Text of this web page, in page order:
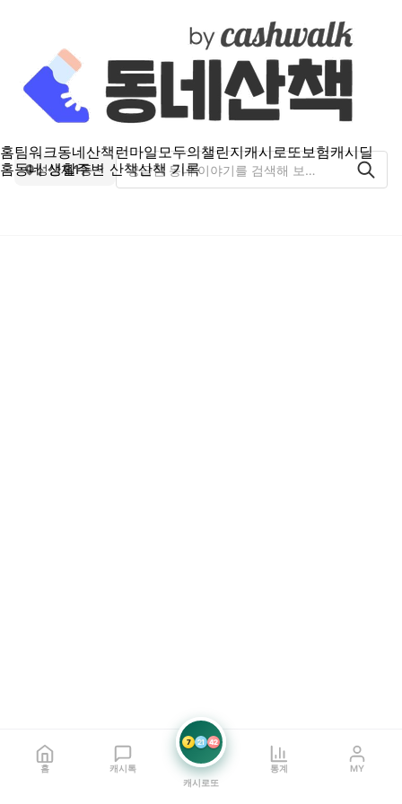
홈팀워크동네산책런마일모두의챌린지캐시로또보험캐시딜
홈동네 생활주변 산책산책 기록
성산제1동
홈 캐시톡
7 21 42
캐시로또
통계 MY